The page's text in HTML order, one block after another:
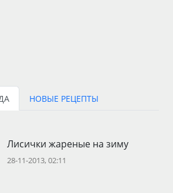
НОВЫЕ РЕЦЕПТЫ
Лисички жареные на зиму
28-11-2013, 02:11